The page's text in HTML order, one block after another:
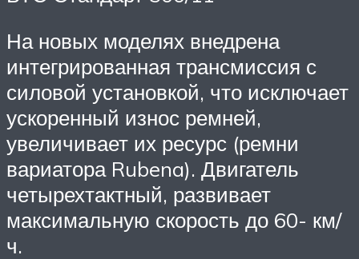
На новых моделях внедрена
интегрированная трансмиссия с
силовой установкой, что исключает
ускоренный износ ремней,
увеличивает их ресурс (ремни
вариатора Rubena). Двигатель
четырехтактный, развивает
максимальную скорость до 60- км/
ч.